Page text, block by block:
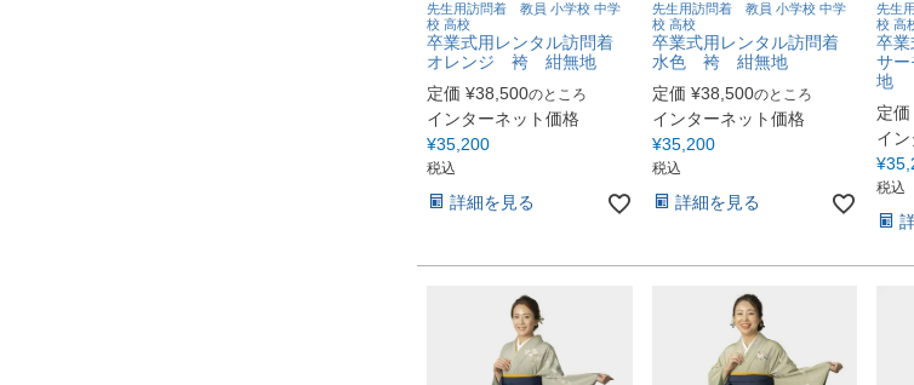
先生用訪問着 教員 小学校 中学
校 高校
卒業式用レンタル訪問着
オレンジ 袴 紺無地
定価 ¥38,500のところ
インターネット価格
¥35,200
税込
詳細を見る
先生用訪問着 教員 小学校 中学
校 高校
卒業式用レンタル訪問着
水色 袴 紺無地
定価 ¥38,500のところ
インターネット価格
¥35,200
税込
詳細を見る
先生
校 高
卒
サ
地
定価
イ
¥
税込